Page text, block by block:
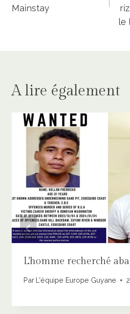
Mainstay
le
A lire également
L'homme recherché
Par L'équipe Europe Guyane